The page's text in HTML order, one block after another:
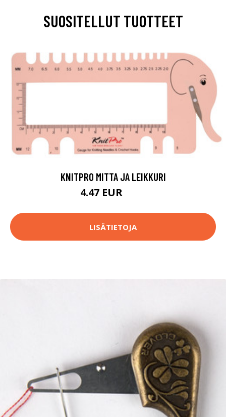
SUOSITELLUT TUOTTEET
KNITPRO MITTA JA LEIKKURI
4.47 EUR
LISÄTIETOJA